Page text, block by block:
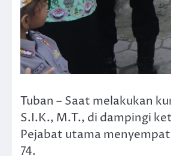
Tuban – Saat melakukan
S.I.K., M.T., di dampingi
Pejabat utama
74.